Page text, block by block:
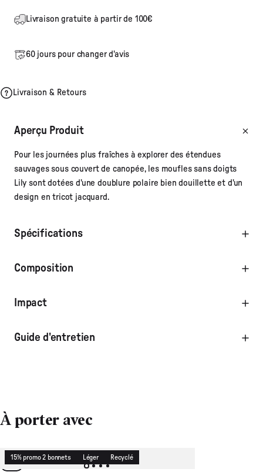
Livraison gratuite à partir de 100€
60 jours pour changer d'avis
Livraison & Retours
Aperçu Produit
Pour les journées plus fraîches à explorer des étendues
sauvages sous couvert de canopée, les moufles sans doigts
Lily sont dotées d'une doublure polaire bien douillette et d'un
design en tricot jacquard.
Spécifications
Composition
Impact
Guide d'entretien
À porter avec
15% promo 2 bonnets Léger Recyclé